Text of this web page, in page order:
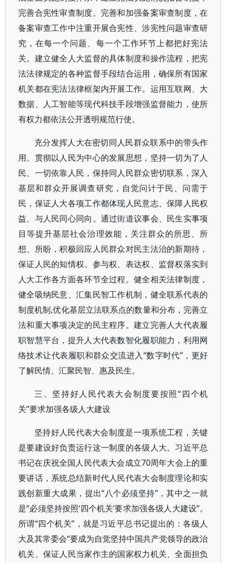
完善合宪性审查制度。完善和加强备案审查制度，在
备案审查工作中注重开展合宪性、涉宪性问题审查研
究，在每一个问题、每一个工作环节上都把好宪法
关。建立健全人大监督的具体制度和操作流程，把宪
法法律规定的各种监督手段结合运用，确保所有国家
机关都在宪法法律框架内开展工作。运用互联网、大
数据、人工智能等现代科技手段增强监督能力，使所
有权力都依法公开透明规范行使。
充分发挥人大在密切同人民群众联系中的带头作
用。贯彻以人民为中心的发展思想，坚持一切为了人
民、一切依靠人民，保持同人民群众密切联系，深入
基层和群众开展调查研究，自觉问计于民、问需于
民，保证人大各项工作都体现人民意志、保障人民权
益、与人民同心同向。通过街道议事会、民生实事项
目等提升基层社会治理效能，关注群众的所思、所
想、所盼，积极回应人民群众对民主法治的新期待，
保证人民的知情权、参与权、表达权、监督权落实到
人大工作各方面各环节全过程。健全相关法律制度，
健全吸纳民意、汇集民智工作机制，健全联系代表的
制度机制,优化基层立法联系点的数量和分布，完善立
法和重大事项决定的民主程序。建立完善人大代表履
职智慧平台，提升人大代表数智化履职能力，利用网
络技术让代表履职和群众交流进入“数字时代”，更好
了解民情、汇聚民智、惠及民生。
三、坚持好人民代表大会制度要按照“四个机
关”要求加强各级人大建设
坚持好人民代表大会制度是一项系统工程，关键
是要建设好负责运行这一制度的各级人大。习近平总
书记在庆祝全国人民代表大会成立70周年大会上的重
要讲话，系统总结新时代人民代表大会制度理论和实
践创新重大成果，提出“八个必须坚持”，其中之一就
是“必须坚持按照‘四个机关’要求加强各级人大建设”。
所谓“四个机关”，就是习近平总书记提出的：各级人
大及其常委会“要成为自觉坚持中国共产党领导的政治
机关、保证人民当家作主的国家权力机关、全面担负